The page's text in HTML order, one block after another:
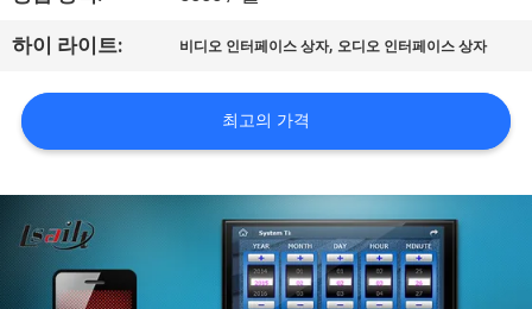
장
행
하이 라이트: 비디오 인터페이스 상자, 오디오 인터페이스 상자
최고의 가격